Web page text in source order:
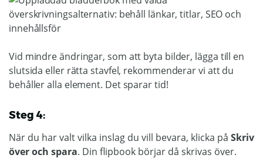
Vid mindre ändringar, som att byta bilder, lägga till en
slutsida eller rätta stavfel, rekommenderar vi att du
behåller alla element. Det sparar tid!
Steg 4:
När du har valt vilka inslag du vill bevara, klicka på Skriv
över och spara. Din flipbook börjar då skrivas över.